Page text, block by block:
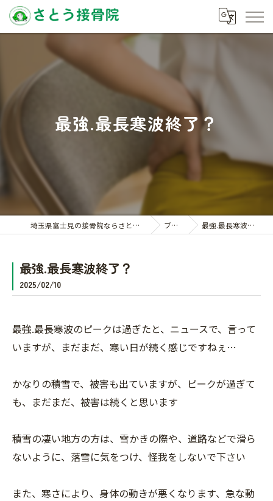
最強.最長寒波終了？
埼玉県富士見の接骨院ならさとう接骨院 ブログ 最強.最長寒波終了？
最強.最長寒波終了？
2025/02/10
最強.最長寒波のピークは過ぎたと、ニュースで、言って
いますが、まだまだ、寒い日が続く感じですねぇ…
かなりの積雪で、被害も出ていますが、ピークが過ぎて
も、まだまだ、被害は続くと思います
積雪の凄い地方の方は、雪かきの際や、道路などで滑ら
ないように、落雪に気をつけ、怪我をしないで下さい
また、寒さにより、身体の動きが悪くなります、急な動